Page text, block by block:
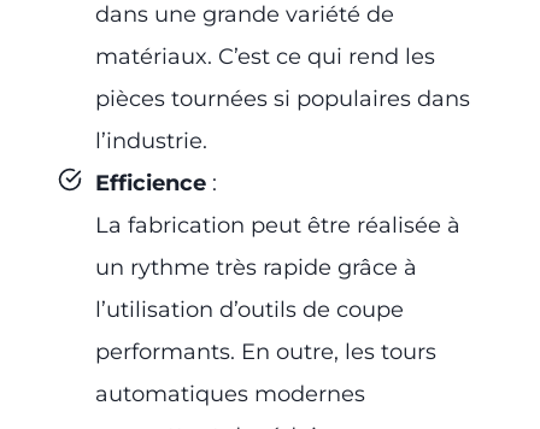
dans une grande variété de
matériaux. C’est ce qui rend les
pièces tournées si populaires dans
l’industrie.
Efficience :
La fabrication peut être réalisée à
un rythme très rapide grâce à
l’utilisation d’outils de coupe
performants. En outre, les tours
automatiques modernes